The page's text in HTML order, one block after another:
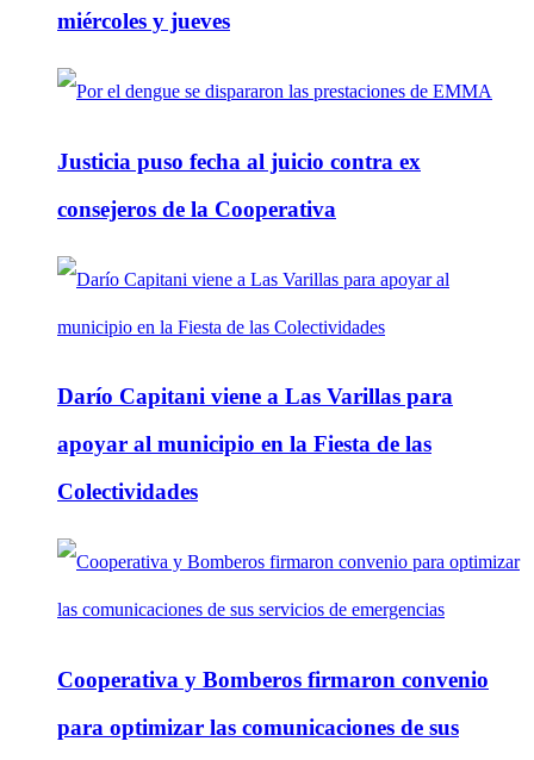
miércoles y jueves
Justicia puso fecha al juicio contra ex
consejeros de la Cooperativa
Darío Capitani viene a Las Varillas para
apoyar al municipio en la Fiesta de las
Colectividades
Cooperativa y Bomberos firmaron convenio
para optimizar las comunicaciones de sus